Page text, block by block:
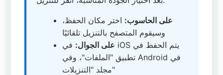
على الحاسوب: اختر مكان الحفظ،
وسيقوم المتصفح بالتنزيل تلقائيًا
على الجوال: في iOS يتم الحفظ في
تطبيق "الملفات"، وفي Android في
مجلد "التنزيلات"